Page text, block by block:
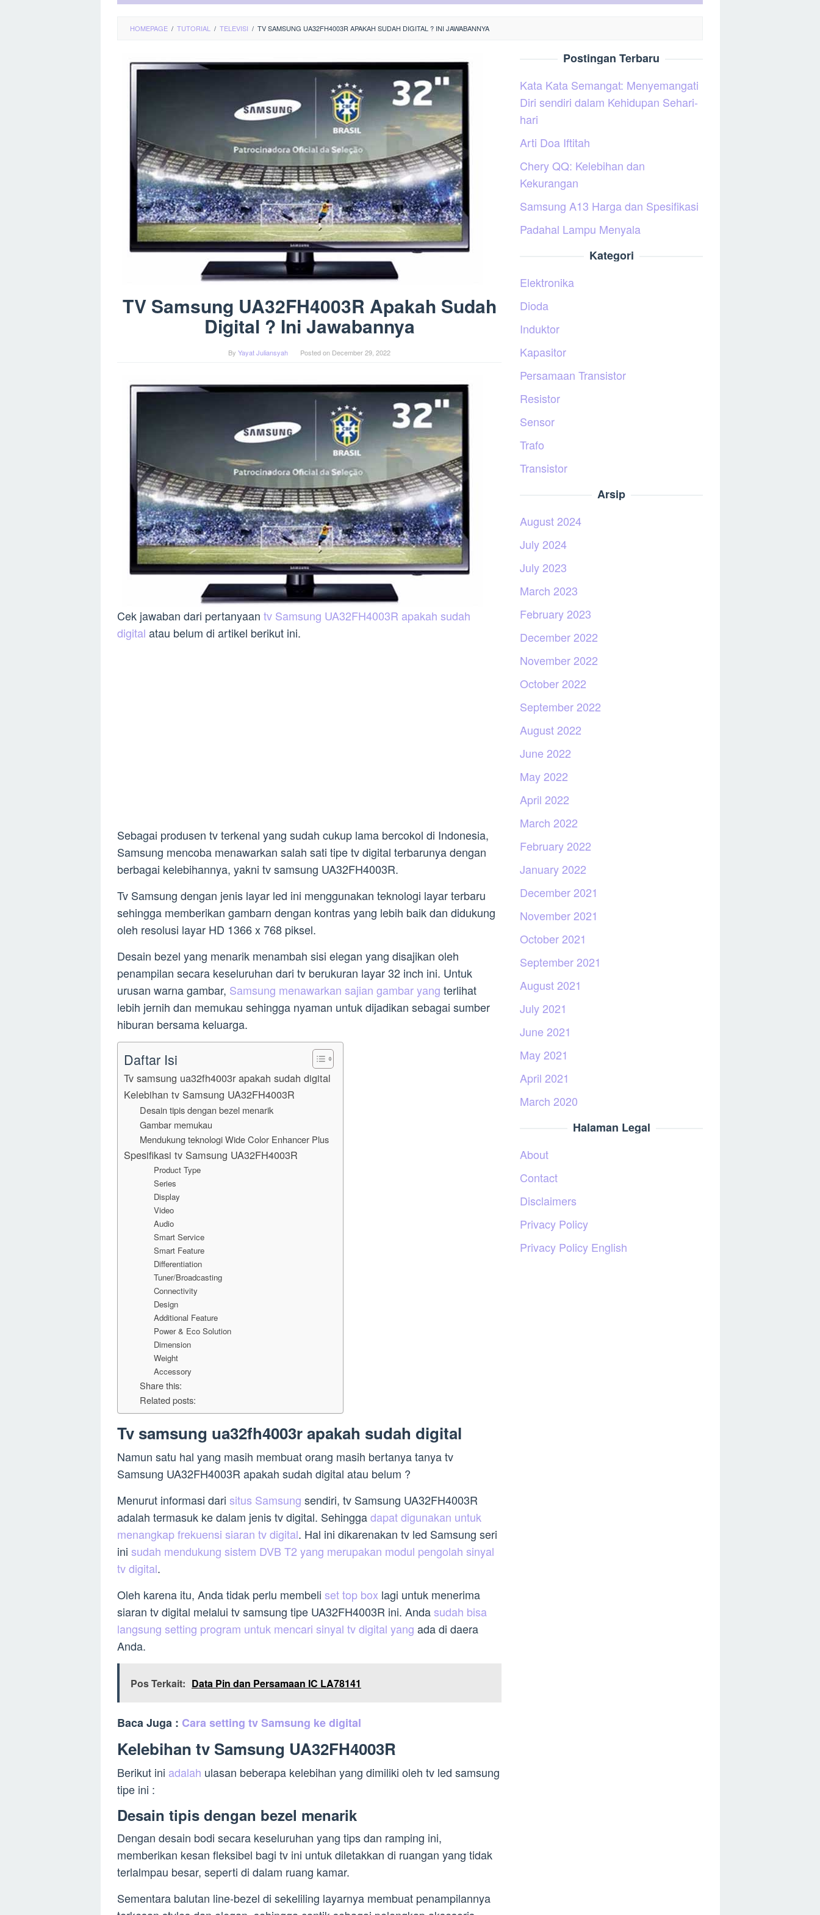
HOMEPAGE / TUTORIAL / TELEVISI / TV SAMSUNG UA32FH4003R APAKAH SUDAH DIGITAL ? INI JAWABANNYA
TV Samsung UA32FH4003R Apakah Sudah
Digital ? Ini Jawabannya
By Yayat Juliansyah Posted on December 29, 2022
Cek jawaban dari pertanyaan tv Samsung UA32FH4003R apakah sudah
digital atau belum di artikel berikut ini.
Sebagai produsen tv terkenal yang sudah cukup lama bercokol di Indonesia,
Samsung mencoba menawarkan salah sati tipe tv digital terbarunya dengan
berbagai kelebihannya, yakni tv samsung UA32FH4003R.
Tv Samsung dengan jenis layar led ini menggunakan teknologi layar terbaru
sehingga memberikan gambarn dengan kontras yang lebih baik dan didukung
oleh resolusi layar HD 1366 x 768 piksel.
Desain bezel yang menarik menambah sisi elegan yang disajikan oleh
penampilan secara keseluruhan dari tv berukuran layar 32 inch ini. Untuk
urusan warna gambar, Samsung menawarkan sajian gambar yang terlihat
lebih jernih dan memukau sehingga nyaman untuk dijadikan sebagai sumber
hiburan bersama keluarga.
Daftar Isi
Tv samsung ua32fh4003r apakah sudah digital
Kelebihan tv Samsung UA32FH4003R
Desain tipis dengan bezel menarik
Gambar memukau
Mendukung teknologi Wide Color Enhancer Plus
Spesifikasi tv Samsung UA32FH4003R
Product Type
Series
Display
Video
Audio
Smart Service
Smart Feature
Differentiation
Tuner/Broadcasting
Connectivity
Design
Additional Feature
Power & Eco Solution
Dimension
Weight
Accessory
Share this:
Related posts:
Tv samsung ua32fh4003r apakah sudah digital
Namun satu hal yang masih membuat orang masih bertanya tanya tv
Samsung UA32FH4003R apakah sudah digital atau belum ?
Menurut informasi dari situs Samsung sendiri, tv Samsung UA32FH4003R
adalah termasuk ke dalam jenis tv digital. Sehinggadapat digunakan untuk
menangkap frekuensi siaran tv digital. Hal ini dikarenakan tv led Samsung seri
ini sudah mendukung sistem DVB T2 yang merupakan modul pengolah sinyal
tv digital.
Oleh karena itu, Anda tidak perlu membeli set top box lagi untuk menerima
siaran tv digital melalui tv samsung tipe UA32FH4003R ini. Andasudah bisa
langsung setting program untuk mencari sinyal tv digital yang ada di daera
Anda.
Pos Terkait: Data Pin dan Persamaan IC LA78141
Baca Juga : Cara setting tv Samsung ke digital
Kelebihan tv Samsung UA32FH4003R
Berikut ini adalah ulasan beberapa kelebihan yang dimiliki oleh tv led samsung
tipe ini :
Desain tipis dengan bezel menarik
Dengan desain bodi secara keseluruhan yang tips dan ramping ini,
memberikan kesan fleksibel bagi tv ini untuk diletakkan di ruangan yang tidak
terlalmpau besar, seperti di dalam ruang kamar.
Sementara balutan line-bezel di sekeliling layarnya membuat penampilannya
Postingan Terbaru
Kata Kata Semangat: Menyemangati
Diri sendiri dalam Kehidupan Sehari-
hari
Arti Doa Iftitah
Chery QQ: Kelebihan dan
Kekurangan
Samsung A13 Harga dan Spesifikasi
Padahal Lampu Menyala
Kategori
Elektronika
Dioda
Induktor
Kapasitor
Persamaan Transistor
Resistor
Sensor
Trafo
Transistor
Arsip
August 2024
July 2024
July 2023
March 2023
February 2023
December 2022
November 2022
October 2022
September 2022
August 2022
June 2022
May 2022
April 2022
March 2022
February 2022
January 2022
December 2021
November 2021
October 2021
September 2021
August 2021
July 2021
June 2021
May 2021
April 2021
March 2020
Halaman Legal
About
Contact
Disclaimers
Privacy Policy
Privacy Policy English